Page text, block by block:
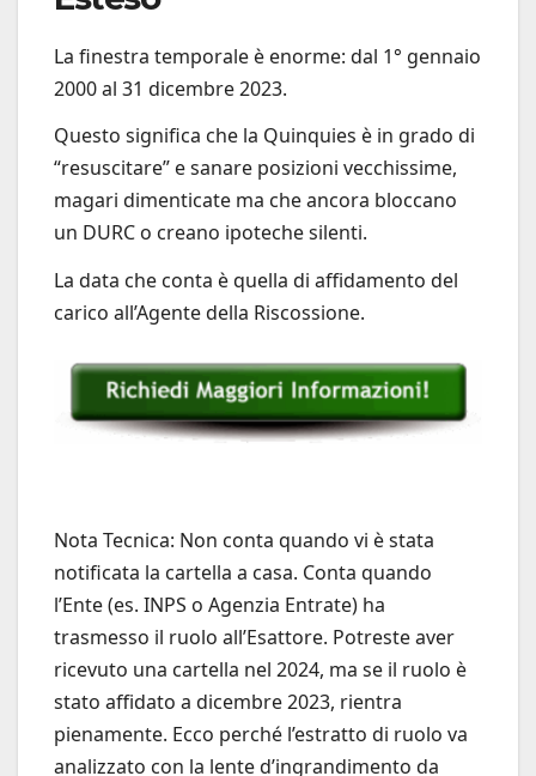
La finestra temporale è enorme: dal 1° gennaio
2000 al 31 dicembre 2023.
Questo significa che la Quinquies è in grado di
“resuscitare” e sanare posizioni vecchissime,
magari dimenticate ma che ancora bloccano
un DURC o creano ipoteche silenti.
La data che conta è quella di affidamento del
carico all’Agente della Riscossione.
Nota Tecnica: Non conta quando vi è stata
notificata la cartella a casa. Conta quando
l’Ente (es. INPS o Agenzia Entrate) ha
trasmesso il ruolo all’Esattore. Potreste aver
ricevuto una cartella nel 2024, ma se il ruolo è
stato affidato a dicembre 2023, rientra
pienamente. Ecco perché l’estratto di ruolo va
analizzato con la lente d’ingrandimento da